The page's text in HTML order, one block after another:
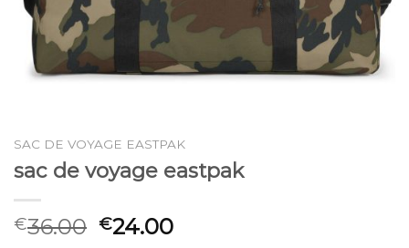
SAC DE VOYAGE EASTPAK
sac de voyage eastpak
€36.00 €24.00